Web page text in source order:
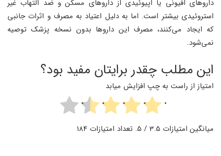
داروهای افیونی یا اپیوئیدی از داروهای مسکن و ضد التهاب غیر
استروئیدی بیشتر است. اما به دلیل اعتیاد به مصرف و اثرات جانبی
که ایجاد می‌کنند، مصرف این داروها بدون نسخه پزشک توصیه
نمی‌شود.
این مطلب چقدر برایتان مفید بود؟
امتیاز از راست به چپ افزایش میابد
میانگین امتیازات 3.5 / 5. تعداد امتیازات 184